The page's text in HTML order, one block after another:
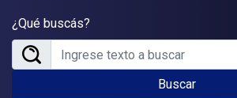
¿Qué buscás?
Buscar